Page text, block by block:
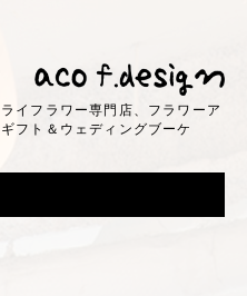
イフラワー専門店、フラワーア
フト＆ウェディングブーケ